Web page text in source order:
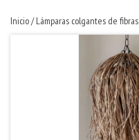
Inicio/ Lámparas colgantes de fibras